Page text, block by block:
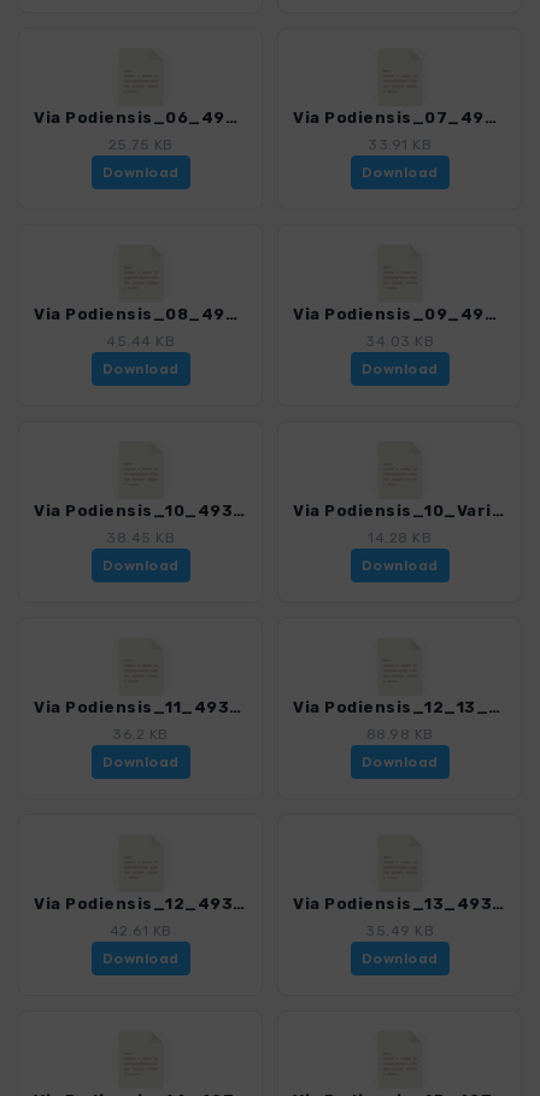
Via Podiensis_06_4939_4.gpx
25.75 KB
Download
Via Podiensis_07_4939_4.gpx
33.91 KB
Download
Via Podiensis_08_4939_4.gpx
45.44 KB
Download
Via Podiensis_09_4939_4.gpx
34.03 KB
Download
Via Podiensis_10_4939_4.gpx
38.45 KB
Download
Via Podiensis_10_Variante_4939_4.gpx
14.28 KB
Download
Via Podiensis_11_4939_4.gpx
36.2 KB
Download
Via Podiensis_12_13_14_Variante Célé_4939_4.gpx
88.98 KB
Download
Via Podiensis_12_4939_4.gpx
42.61 KB
Download
Via Podiensis_13_4939_4.gpx
35.49 KB
Download